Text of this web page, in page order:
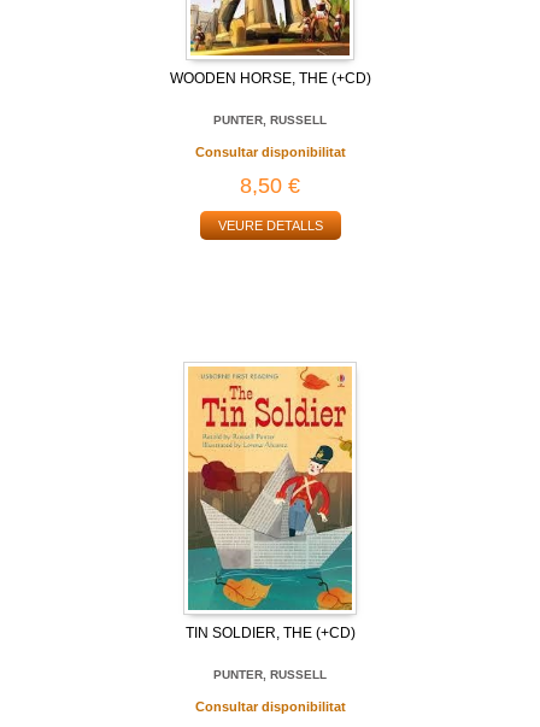
WOODEN HORSE, THE (+CD)
PUNTER, RUSSELL
Consultar disponibilitat
8,50 €
VEURE DETALLS
TIN SOLDIER, THE (+CD)
PUNTER, RUSSELL
Consultar disponibilitat